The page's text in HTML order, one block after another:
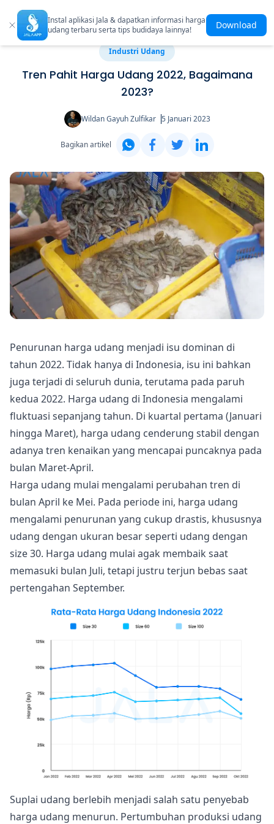
Instal aplikasi Jala & dapatkan informasi harga
udang terbaru serta tips budidaya lainnya!
Download
Industri Udang
Tren Pahit Harga Udang 2022, Bagaimana
2023?
Wildan Gayuh Zulfikar 5 Januari 2023
Bagikan artikel
Penurunan harga udang menjadi isu dominan di
tahun 2022. Tidak hanya di Indonesia, isu ini bahkan
juga terjadi di seluruh dunia, terutama pada paruh
kedua 2022. Harga udang di Indonesia mengalami
fluktuasi sepanjang tahun. Di kuartal pertama (Januari
hingga Maret), harga udang cenderung stabil dengan
adanya tren kenaikan yang mencapai puncaknya pada
bulan Maret-April.
Harga udang mulai mengalami perubahan tren di
bulan April ke Mei. Pada periode ini, harga udang
mengalami penurunan yang cukup drastis, khususnya
udang dengan ukuran besar seperti udang dengan
size 30. Harga udang mulai agak membaik saat
memasuki bulan Juli, tetapi justru terjun bebas saat
pertengahan September.
Suplai udang berlebih menjadi salah satu penyebab
harga udang menurun. Pertumbuhan produksi udang